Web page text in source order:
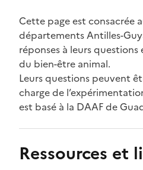
Cette page est consacrée
départements Antilles-
réponses à leurs
du bien-être animal.
Leurs questions peuvent
charge de
est basé à la DAAF de
Ressources et